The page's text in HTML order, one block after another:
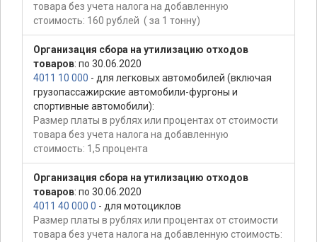
товара без учета налога на добавленную
стоимость: 160 рублей ( за 1 тонну)
Организация сбора на утилизацию отходов
товаров: по 30.06.2020
4011 10 000 - для легковых автомобилей (включая
грузопассажирские автомобили-фургоны и
спортивные автомобили):
Размер платы в рублях или процентах от стоимости
товара без учета налога на добавленную
стоимость: 1,5 процента
Организация сбора на утилизацию отходов
товаров: по 30.06.2020
4011 40 000 0 - для мотоциклов
Размер платы в рублях или процентах от стоимости
товара без учета налога на добавленную стоимость: